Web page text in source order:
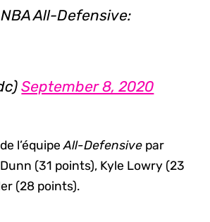
All-Defensive:
September 8, 2020
l’équipeAll-Defensive par
(31 points), Kyle Lowry (23
(28 points).